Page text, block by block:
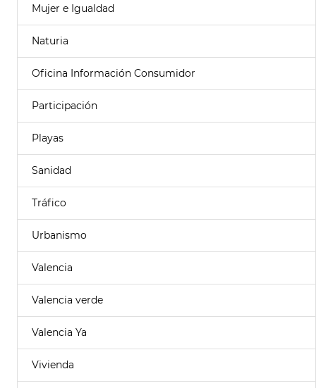
Mujer e Igualdad
Naturia
Oficina Información Consumidor
Participación
Playas
Sanidad
Tráfico
Urbanismo
Valencia
Valencia verde
Valencia Ya
Vivienda